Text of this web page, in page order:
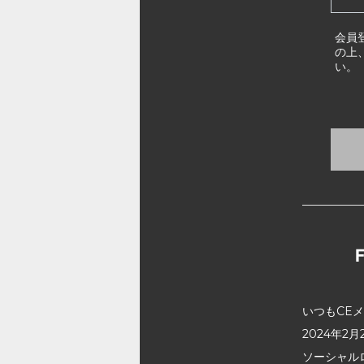
会員
の上
い。
いつもCE
2024年2月
ソーシャ